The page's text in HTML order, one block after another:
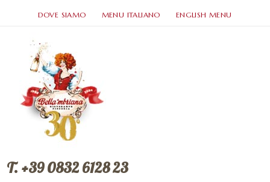
DOVE SIAMO MENU ITALIANO ENGLISH MENU
T. +39 0832 6128 23